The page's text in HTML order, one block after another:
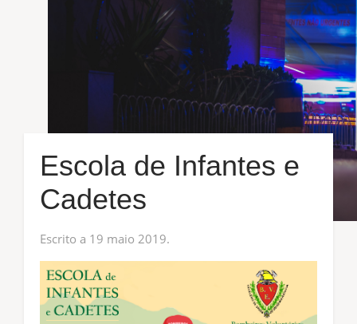
Escola de Infantes e
Cadetes
Escrito a 19 maio 2019.